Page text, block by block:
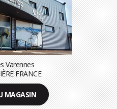
Varennes
FRANCE
MAGASIN